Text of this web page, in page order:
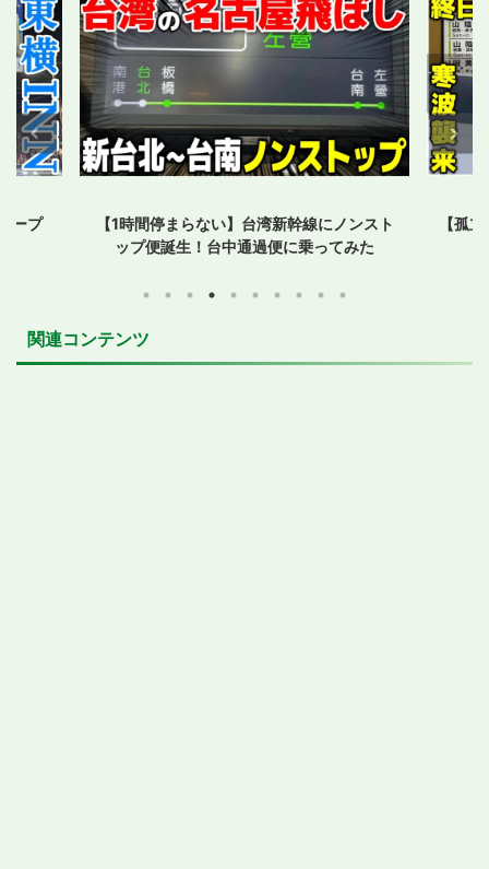
ープ
【1時間停まらない】台湾新幹線にノンスト
ップ便誕生！台中通過便に乗ってみた
【孤
関連コンテンツ